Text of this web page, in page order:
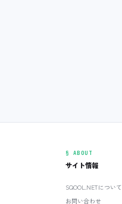
§ ABOUT
サイト情報
SQOOL.NETについて
お問い合わせ